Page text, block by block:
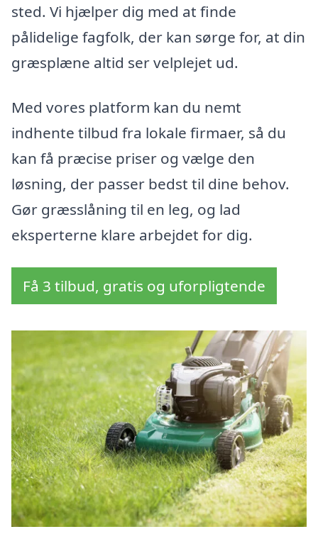
sted. Vi hjælper dig med at finde
pålidelige fagfolk, der kan sørge for, at din
græsplæne altid ser velplejet ud.
Med vores platform kan du nemt
indhente tilbud fra lokale firmaer, så du
kan få præcise priser og vælge den
løsning, der passer bedst til dine behov.
Gør græsslåning til en leg, og lad
eksperterne klare arbejdet for dig.
Få 3 tilbud, gratis og uforpligtende